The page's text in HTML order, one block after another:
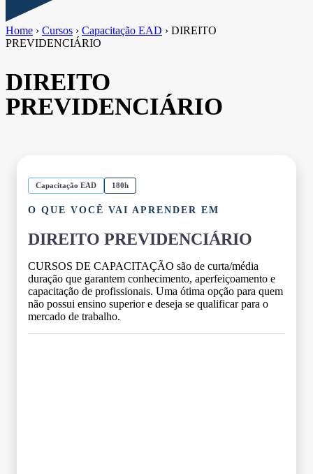
Home › Cursos › Capacitação EAD › DIREITO
PREVIDENCIÁRIO
DIREITO
PREVIDENCIÁRIO
Capacitação EAD 180h
O QUE VOCÊ VAI APRENDER EM
DIREITO PREVIDENCIÁRIO
CURSOS DE CAPACITAÇÃO são de curta/média
duração que garantem conhecimento, aperfeiçoamento e
capacitação de profissionais. Uma ótima opção para quem
não possui ensino superior e deseja se qualificar para o
mercado de trabalho.